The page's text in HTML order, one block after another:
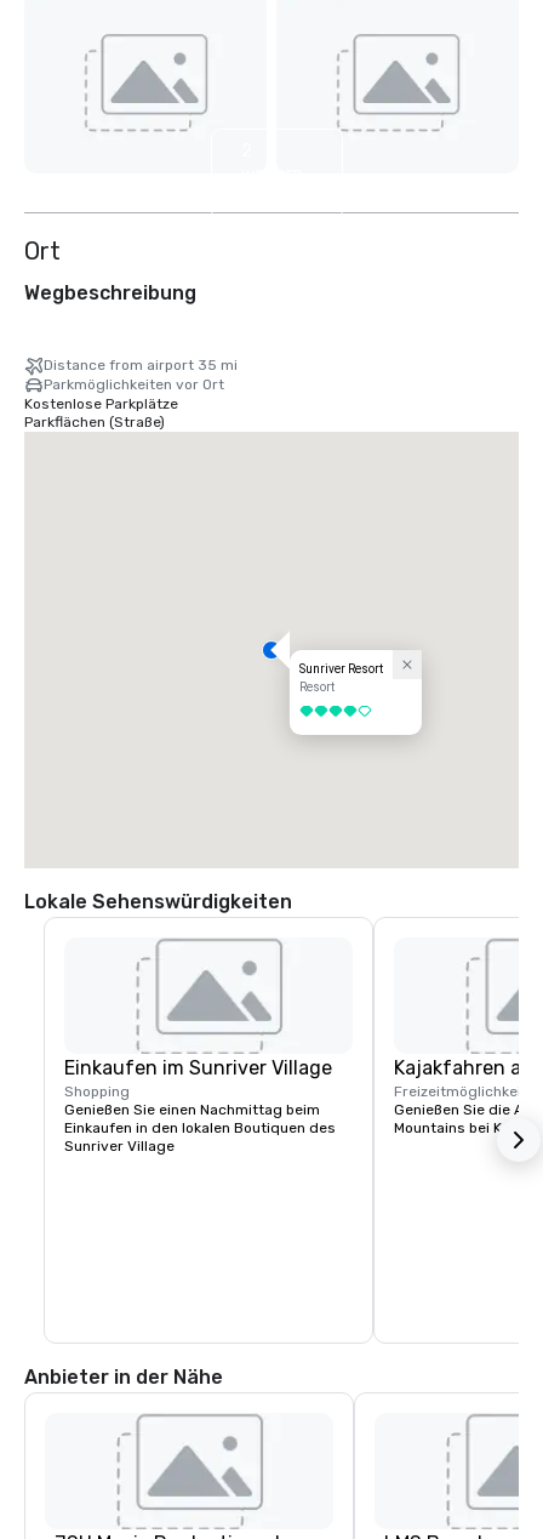
Ort
Wegbeschreibung
Distance from airport 35 mi
Parkmöglichkeiten vor Ort
Kostenlose Parkplätze
Parkflächen (Straße)
Sunriver Resort
Resort
4 von 5
Lokale Sehenswürdigkeiten
Einkaufen im Sunriver Village
Shopping
Genießen Sie einen Nachmittag beim
Einkaufen in den lokalen Boutiquen des
Sunriver Village
Kajakfahren
Freizeitmöglichkeiten
Genießen Sie die
Mountains bei
Anbieter in der Nähe